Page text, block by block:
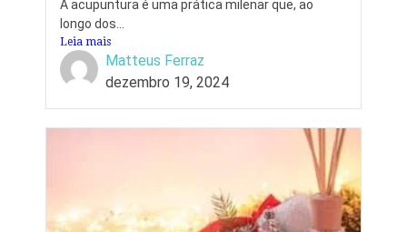
A acupuntura é uma prática milenar que, ao
longo dos...
Leia mais
Matteus Ferraz
dezembro 19, 2024